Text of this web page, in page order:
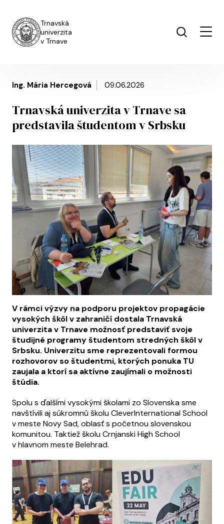
Trnavská
univerzita
v Trnave
Ing. Mária Hercegová 09.06.2026
Trnavská univerzita v Trnave sa
predstavila študentom v Srbsku
V rámci výzvy na podporu projektov propagácie
vysokých škôl v zahraničí dostala Trnavská
univerzita v Trnave možnosť predstaviť svoje
študijné programy študentom stredných škôl v
Srbsku. Univerzitu sme reprezentovali formou
rozhovorov so študentmi, ktorých ponuka TU
zaujala a ktorí sa aktívne zaujímali o možnosti
štúdia.
Spolu s ďalšími vysokými školami zo Slovenska sme
navštívili aj súkromnú školu CleverInternational School
v meste Novy Sad, oblasť s početnou slovenskou
komunitou. Taktiež školu Crnjanski High School
v hlavnom meste Belehrad.